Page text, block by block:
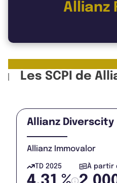
Allianz
Les SCPI de
Allianz Diverscity
Allianz Immovalor
TD 2025 À partir